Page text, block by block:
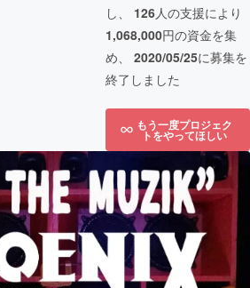
し、 126人の支援により
1,068,000円の資金を集
め、 2020/05/25に募集を
終了しました
もう一度プロジェク
トをやってほしい